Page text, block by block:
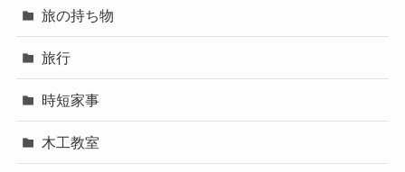
旅の持ち物
旅行
時短家事
木工教室